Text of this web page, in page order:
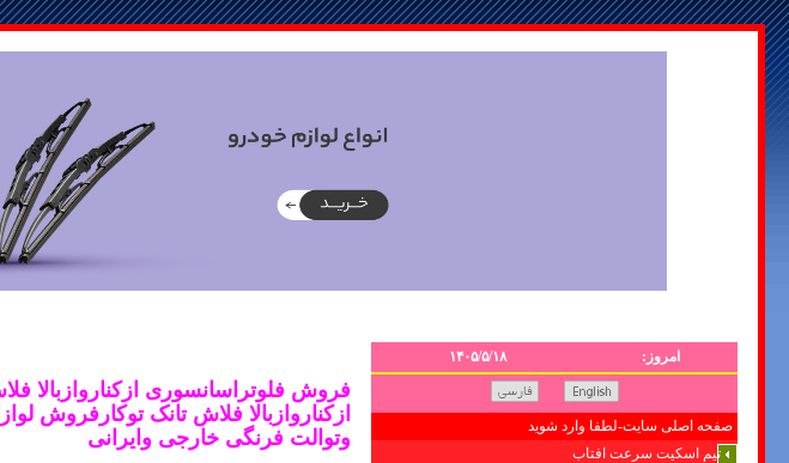
امروز: ۱۴۰۵/۵/۱۸
صفحه اصلی سایت-لطفا وارد شوید
تیم اسکیت سرعت افتاب
فروش فلوتراسانسوری ازکناروازبالا فلاش تانک
ازکناروازبالا فلاش تانک توکارفروش
وتوالت فرنگی خارجی وایرانی